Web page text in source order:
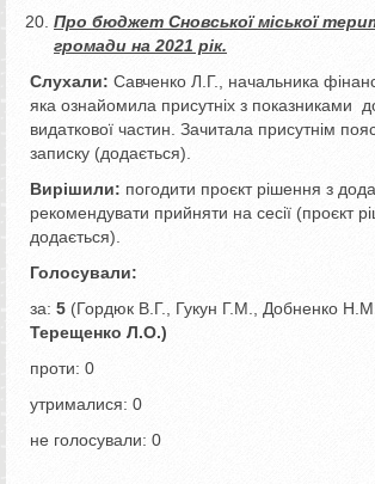
Про бюджет Сновської міської
громади на 2021 рік.
Слухали: Савченко Л.Г., начальника
яка ознайомила присутніх з показниками
видаткової частин. Зачитала присутнім
записку (додається).
Вирішили: погодити проєкт рішення з
рекомендувати прийняти на сесії (проєкт
додається).
Голосували:
за: 5 (Гордюк В.Г., Гукун Г.М., Добненко
Терещенко Л.О.)
проти: 0
утрималися: 0
не голосували: 0